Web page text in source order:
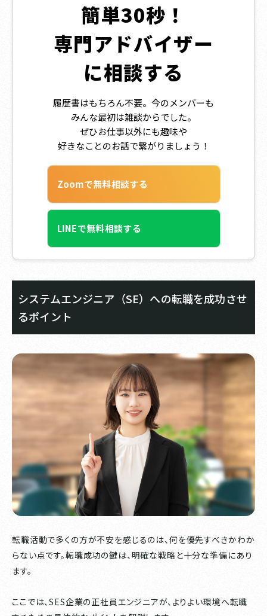
簡単30秒！
専門アドバイザー
に相談する
履歴書はもちろん不要。今のメンバーも
みんな最初は雑談からでした。
ぜひお仕事以外にも趣味や
好きなことのお話で繋がりましょう！
Zoomで無料相談する
LINEで無料相談する
システムエンジニア（SE）への転職を成功させ
るポイント
転職活動で多くの方が不安を感じるのは、何を優先すべきかわか
らない点です。転職成功の鍵は、明確な戦略と十分な準備にあり
ます。
ここでは、SES企業の正社員エンジニアが、よりよい環境へ転職